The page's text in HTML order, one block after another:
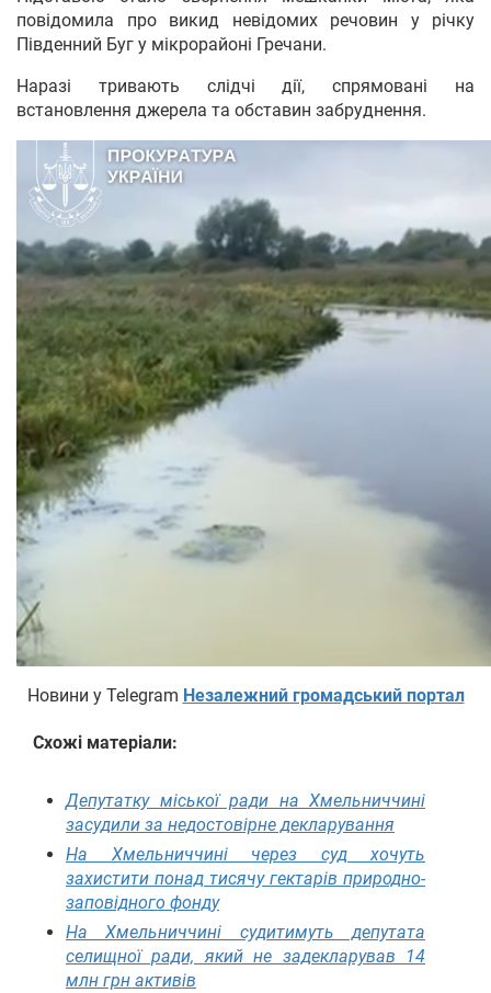
повідомила про викид невідомих речовин у річку
Південний Буг у мікрорайоні Гречани.
Наразі тривають слідчі дії, спрямовані на
встановлення джерела та обставин забруднення.
Новини у Telegram Незалежний громадський портал
Схожі матеріали:
Депутатку міської ради на Хмельниччині
засудили за недостовірне декларування
На Хмельниччині через суд хочуть
захистити понад тисячу гектарів природно-
заповідного фонду
На Хмельниччині судитимуть депутата
селищної ради, який не задекларував 14
млн грн активів